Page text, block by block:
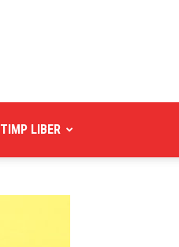
TIMP LIBER